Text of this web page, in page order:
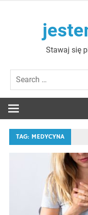
Stawaj się
TAG: MEDYCYNA